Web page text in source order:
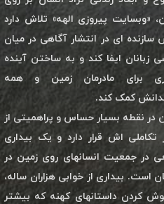
«وبسایت پیروزی الهه» تلاش دارد
سازنده ای در انتشار آگاهی در میان
زبانان ایفا کند و به ساختن آینده
برای مادرمان زمین و همه
کمک کند.
در نقطه بسیار حساس و پراهمیتی از
تکاملی اش قرار دارد و یک بیداری
در جمعیت انسانهای روی زمین در
است. بیداری از خوابی هزاران ساله،
کردن داستانهای کهنه که بیشتر